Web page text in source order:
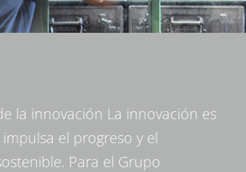
la innovación La innovación es
el progreso y el
Para el Grupo